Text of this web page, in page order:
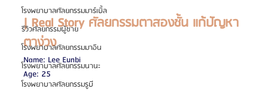
โรงพยาบาลศัลยกรรมมาร์เบิ้ล
รีวิวศัลยกรรมผู้ชาย
โรงพยาบาลศัลยกรรมมาอิน
โรงพยาบาลศัลยกรรมนานะ
โรงพยาบาลศัลยกรรมรูบี
| Real Story ศัลยกรรมตาสองชั้น แก้ปัญหา
ตาง่วง
Name: Lee Eunbi
Age: 25